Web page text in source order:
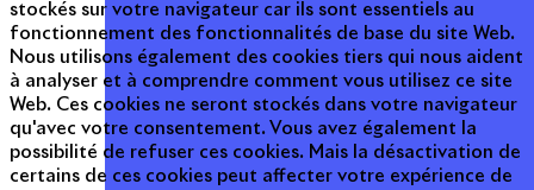
stockés sur votre navigateur car ils sont essentiels au
fonctionnement des fonctionnalités de base du site Web.
Nous utilisons également des cookies tiers qui nous aident
à analyser et à comprendre comment vous utilisez ce site
Web. Ces cookies ne seront stockés dans votre navigateur
qu'avec votre consentement. Vous avez également la
possibilité de refuser ces cookies. Mais la désactivation de
certains de ces cookies peut affecter votre expérience de